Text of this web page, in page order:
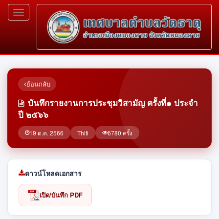
Toggle
navigation
ย้อนกลับ
บันทึกรายงานการประชุมวิสามัญ ครั้งที่๑ ประจำ
ปี ๒๕๖๖
19 ต.ค. 2566 Thiti 6780 ครั้ง
ดาวน์โหลดเอกสาร
เปิด/บันทึก PDF